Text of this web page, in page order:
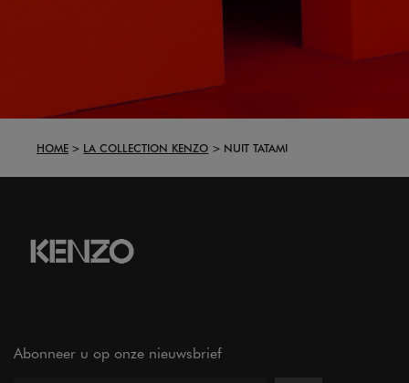
HOME LA COLLECTION KENZO NUIT TATAMI
Abonneer u op onze nieuwsbrief